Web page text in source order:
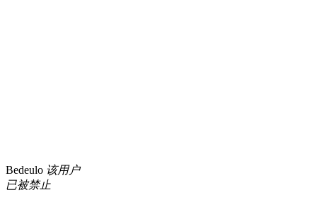
Bedeulo 该用户
已被禁止